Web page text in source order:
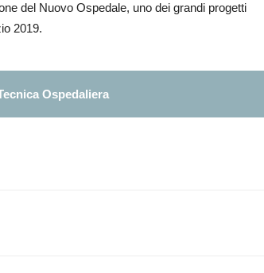
del Nuovo Ospedale, uno dei grandi progetti
2019.
Ospedaliera